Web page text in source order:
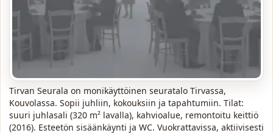
Tirvan Seurala on monikäyttöinen seuratalo Tirvassa,
Kouvolassa. Sopii juhliin, kokouksiin ja tapahtumiin. Tilat:
suuri juhlasali (320 m² lavalla), kahvioalue, remontoitu keittiö
(2016). Esteetön sisäänkäynti ja WC. Vuokrattavissa, aktiivisesti